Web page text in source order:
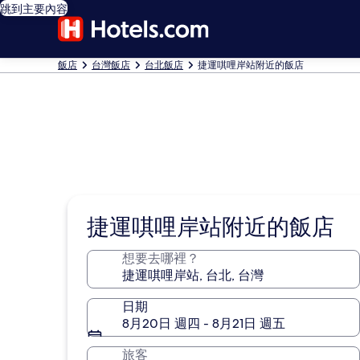
跳到主要內容
飯店 台灣飯店 台北飯店 捷運唭哩岸站附近的飯店
捷運唭哩岸站附近的飯店
想要去哪裡？
日期
8月20日 週四 - 8月21日 週五
旅客